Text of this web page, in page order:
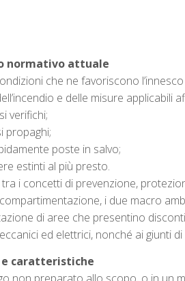
normativo attuale
che ne favoriscono
e delle misure applicabili
verifichi;
propaghi;
poste in salvo;
estinti al più presto.
i concetti di prevenzione,
i due macro
di aree che presentino
ed elettrici, nonché ai giunti
e caratteristiche